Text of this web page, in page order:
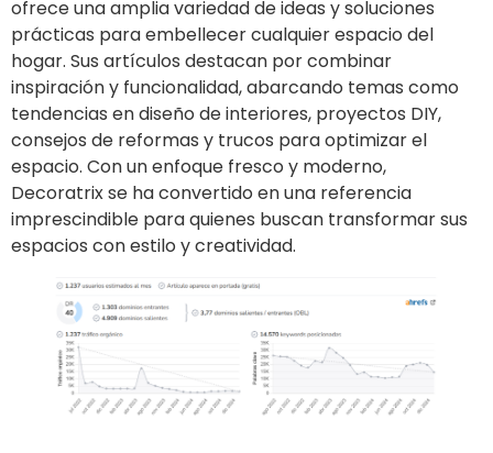
ofrece una amplia variedad de ideas y soluciones
prácticas para embellecer cualquier espacio del
hogar. Sus artículos destacan por combinar
inspiración y funcionalidad, abarcando temas como
tendencias en diseño de interiores, proyectos DIY,
consejos de reformas y trucos para optimizar el
espacio. Con un enfoque fresco y moderno,
Decoratrix se ha convertido en una referencia
imprescindible para quienes buscan transformar sus
espacios con estilo y creatividad.